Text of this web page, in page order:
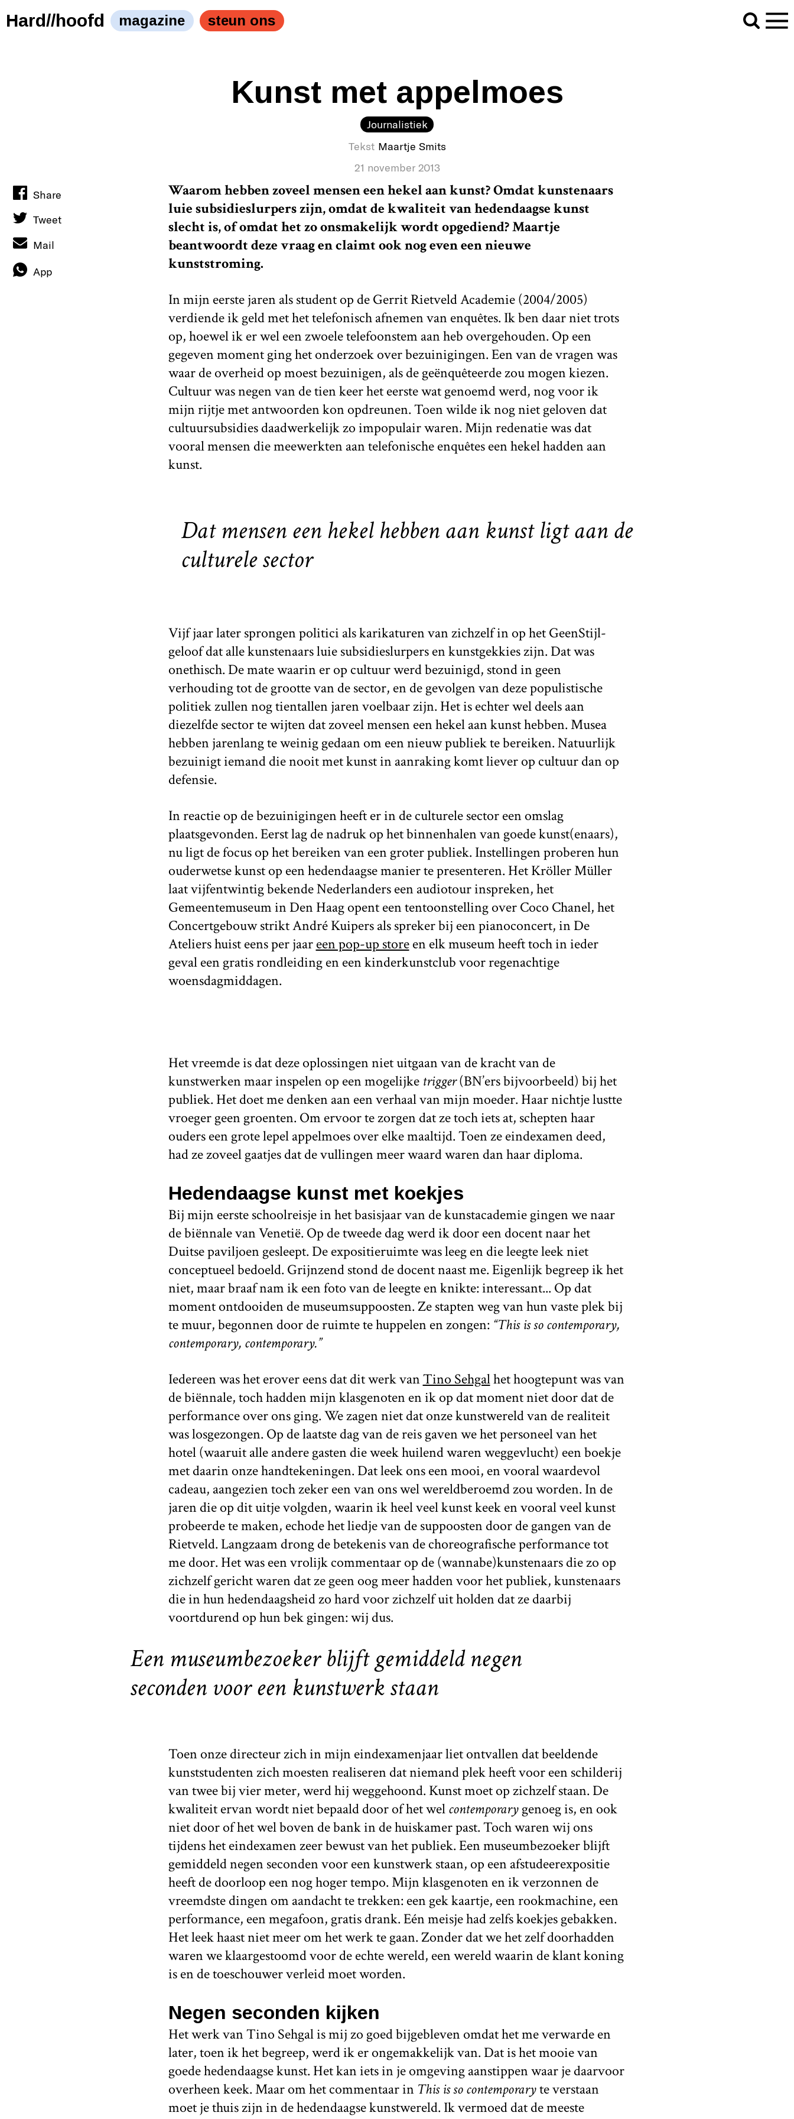
Hard//hoofd magazine steun ons
Kunst met appelmoes
Journalistiek
Tekst Maartje Smits
21 november 2013
Waarom hebben zoveel mensen een hekel aan kunst? Omdat kunstenaars
luie subsidieslurpers zijn, omdat de kwaliteit van hedendaagse kunst
slecht is, of omdat het zo onsmakelijk wordt opgediend? Maartje
beantwoordt deze vraag en claimt ook nog even een nieuwe
kunststroming.
In mijn eerste jaren als student op de Gerrit Rietveld Academie (2004/2005)
verdiende ik geld met het telefonisch afnemen van enquêtes. Ik ben daar niet trots
op, hoewel ik er wel een zwoele telefoonstem aan heb overgehouden. Op een
gegeven moment ging het onderzoek over bezuinigingen. Een van de vragen was
waar de overheid op moest bezuinigen, als de geënquêteerde zou mogen kiezen.
Cultuur was negen van de tien keer het eerste wat genoemd werd, nog voor ik
mijn rijtje met antwoorden kon opdreunen. Toen wilde ik nog niet geloven dat
cultuursubsidies daadwerkelijk zo impopulair waren. Mijn redenatie was dat
vooral mensen die meewerkten aan telefonische enquêtes een hekel hadden aan
kunst.
Dat mensen een hekel hebben aan kunst ligt aan de
culturele sector
Vijf jaar later sprongen politici als karikaturen van zichzelf in op het GeenStijl-
geloof dat alle kunstenaars luie subsidieslurpers en kunstgekkies zijn. Dat was
onethisch. De mate waarin er op cultuur werd bezuinigd, stond in geen
verhouding tot de grootte van de sector, en de gevolgen van deze populistische
politiek zullen nog tientallen jaren voelbaar zijn. Het is echter wel deels aan
diezelfde sector te wijten dat zoveel mensen een hekel aan kunst hebben. Musea
hebben jarenlang te weinig gedaan om een nieuw publiek te bereiken. Natuurlijk
bezuinigt iemand die nooit met kunst in aanraking komt liever op cultuur dan op
defensie.
In reactie op de bezuinigingen heeft er in de culturele sector een omslag
plaatsgevonden. Eerst lag de nadruk op het binnenhalen van goede kunst(enaars),
nu ligt de focus op het bereiken van een groter publiek. Instellingen proberen hun
ouderwetse kunst op een hedendaagse manier te presenteren. Het Kröller Müller
laat vijfentwintig bekende Nederlanders een audiotour inspreken, het
Gemeentemuseum in Den Haag opent een tentoonstelling over Coco Chanel, het
Concertgebouw strikt André Kuipers als spreker bij een pianoconcert, in De
Ateliers huist eens per jaareen pop-up storeen elk museum heeft toch in ieder
geval een gratis rondleiding en een kinderkunstclub voor regenachtige
woensdagmiddagen.
Het vreemde is dat deze oplossingen niet uitgaan van de kracht van de
kunstwerken maar inspelen op een mogelijke trigger(BN’ers bijvoorbeeld) bij het
publiek. Het doet me denken aan een verhaal van mijn moeder. Haar nichtje lustte
vroeger geen groenten. Om ervoor te zorgen dat ze toch iets at, schepten haar
ouders een grote lepel appelmoes over elke maaltijd. Toen ze eindexamen deed,
had ze zoveel gaatjes dat de vullingen meer waard waren dan haar diploma.
Hedendaagse kunst met koekjes
Bij mijn eerste schoolreisje in het basisjaar van de kunstacademie gingen we naar
de biënnale van Venetië. Op de tweede dag werd ik door een docent naar het
Duitse paviljoen gesleept. De expositieruimte was leeg en die leegte leek niet
conceptueel bedoeld. Grijnzend stond de docent naast me. Eigenlijk begreep ik het
niet, maar braaf nam ik een foto van de leegte en knikte: interessant... Op dat
moment ontdooiden de museumsuppoosten. Ze stapten weg van hun vaste plek bij
te muur, begonnen door de ruimte te huppelen en zongen: “This is so contemporary,
contemporary, contemporary.”
Iedereen was het erover eens dat dit werk vanTino Sehgalhet hoogtepunt was van
de biënnale, toch hadden mijn klasgenoten en ik op dat moment niet door dat de
performance over ons ging. We zagen niet dat onze kunstwereld van de realiteit
was losgezongen. Op de laatste dag van de reis gaven we het personeel van het
hotel (waaruit alle andere gasten die week huilend waren weggevlucht) een boekje
met daarin onze handtekeningen. Dat leek ons een mooi, en vooral waardevol
cadeau, aangezien toch zeker een van ons wel wereldberoemd zou worden. In de
jaren die op dit uitje volgden, waarin ik heel veel kunst keek en vooral veel kunst
probeerde te maken, echode het liedje van de suppoosten door de gangen van de
Rietveld. Langzaam drong de betekenis van de choreografische performance tot
me door. Het was een vrolijk commentaar op de (wannabe)kunstenaars die zo op
zichzelf gericht waren dat ze geen oog meer hadden voor het publiek, kunstenaars
die in hun hedendaagsheid zo hard voor zichzelf uit holden dat ze daarbij
voortdurend op hun bek gingen: wij dus.
Een museumbezoeker blijft gemiddeld negen
seconden voor een kunstwerk staan
Toen onze directeur zich in mijn eindexamenjaar liet ontvallen dat beeldende
kunststudenten zich moesten realiseren dat niemand plek heeft voor een schilderij
van twee bij vier meter, werd hij weggehoond. Kunst moet op zichzelf staan. De
kwaliteit ervan wordt niet bepaald door of het welcontemporarygenoeg is, en ook
niet door of het wel boven de bank in de huiskamer past. Toch waren wij ons
tijdens het eindexamen zeer bewust van het publiek. Een museumbezoeker blijft
gemiddeld negen seconden voor een kunstwerk staan, op een afstudeerexpositie
heeft de doorloop een nog hoger tempo. Mijn klasgenoten en ik verzonnen de
vreemdste dingen om aandacht te trekken: een gek kaartje, een rookmachine, een
performance, een megafoon, gratis drank. Eén meisje had zelfs koekjes gebakken.
Het leek haast niet meer om het werk te gaan. Zonder dat we het zelf doorhadden
waren we klaargestoomd voor de echte wereld, een wereld waarin de klant koning
is en de toeschouwer verleid moet worden.
Negen seconden kijken
Het werk van Tino Sehgal is mij zo goed bijgebleven omdat het me verwarde en
later, toen ik het begreep, werd ik er ongemakkelijk van. Dat is het mooie van
goede hedendaagse kunst. Het kan iets in je omgeving aanstippen waar je daarvoor
overheen keek. Maar om het commentaar in This is so contemporaryte verstaan
moet je thuis zijn in de hedendaagse kunstwereld. Ik vermoed dat de meeste
Share
Tweet
Mail
App